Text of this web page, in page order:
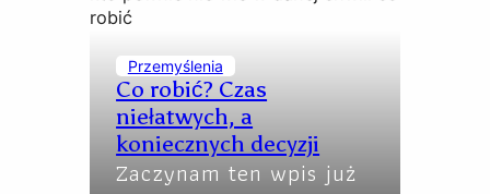
Przemyślenia
Co robić? Czas
niełatwych, a
koniecznych decyzji
Zaczynam ten wpis już